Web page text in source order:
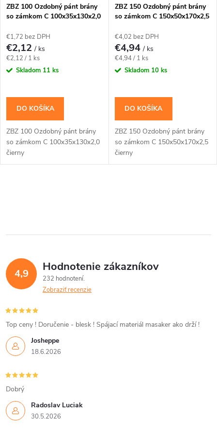
e
p
r
u
k
v
p
r
o
d
u
k
t
ZBZ 100 Ozdobný pánt brány
so zámkom C 100x35x130x2,0
€1,72 bez DPH
€2,12/ ks
Jednotková
cena:
€2,12 / 1 ks
Skladom 11 ks
DO KOŠÍKA
ZBZ 100 Ozdobný pánt brány
so zámkom C 100x35x130x2,0
čierny
ZBZ 150 Ozdobný pánt brány
so zámkom C 150x50x170x2,5
€4,02 bez DPH
€4,94/ ks
Jednotková
cena:
€4,94 / 1 ks
Skladom 10 ks
DO KOŠÍKA
ZBZ 150 Ozdobný pánt brány
so zámkom C 150x50x170x2,5
čierny
l
d
a
c
i
e
p
r
v
k
4,9 Hodnotenie zákazníkov
232 hodnotení
Zobraziť recenzie
Josheppe
18.6.2026
Top ceny ! Doručenie - blesk ! Spájací materiál masaker ako drží !
Radoslav Luciak
30.5.2026
Dobrý